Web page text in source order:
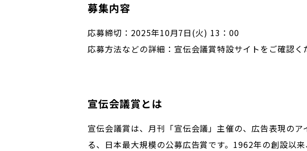
募集内容
応募締切：2025年10月7日(火) 13：00
応募方法などの詳細：宣伝会議賞特設サイトをご確認く
宣伝会議賞とは
宣伝会議賞は、月刊「宣伝会議」主催の、広告表現の
る、日本最大規模の公募広告賞です。1962年の創設以